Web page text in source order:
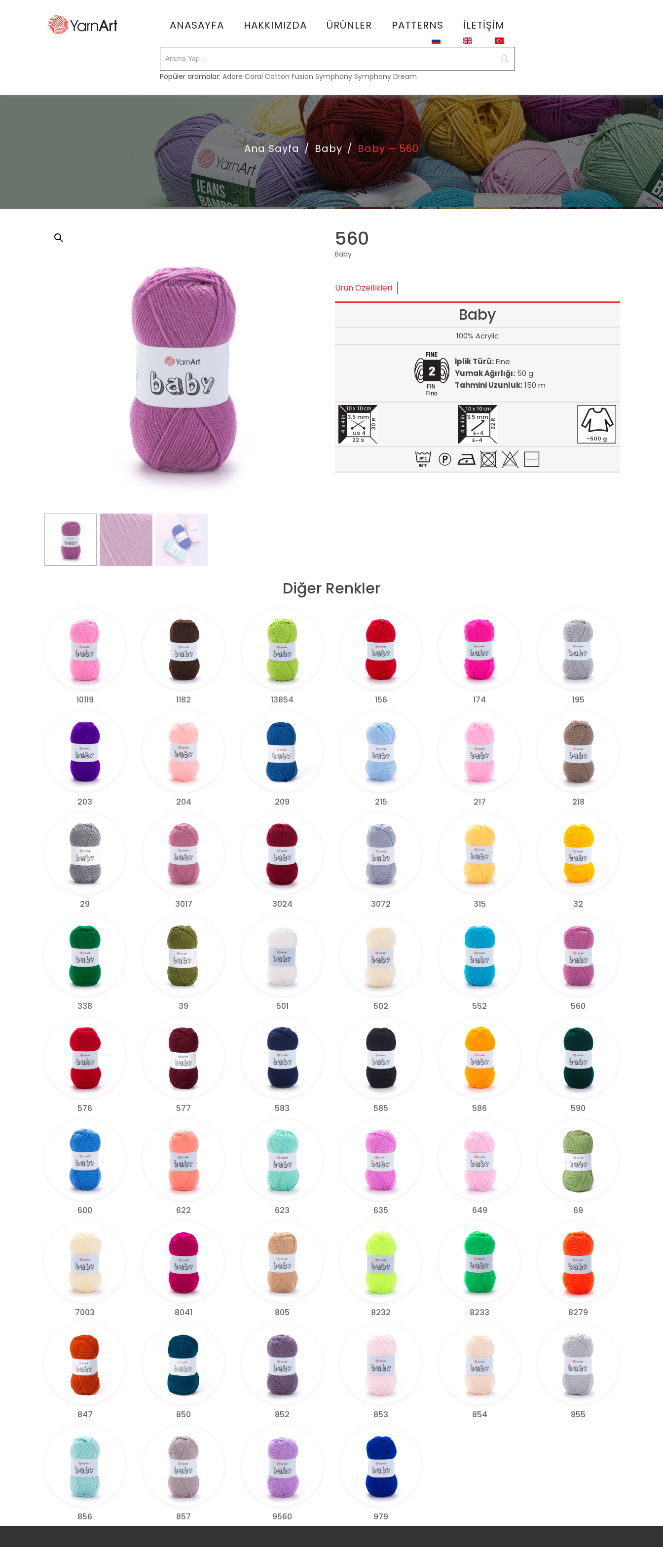
ANASAYFA HAKKIMIZDA ÜRÜNLER PATTERNS İLETIŞIM
Popüler aramalar:Adore Coral Cotton Fusion Symphony Symphony Dream
Ana Sayfa / Baby / Baby – 560
560
Baby
Ürün Özellikleri
Baby
100% Acrylic
İplik Türü:Fine
Yumak Ağırlığı:50 g
Tahmini Uzunluk:150 m
22 S
30 R
3,5 mm
US 4
E-4
22 R
3,5 mm
E-4
~500 g
Diğer Renkler
10119 1182 13854 156 174 195
203 204 209 215 217 218
29 3017 3024 3072 315 32
338 39 501 502 552 560
576 577 583 585 586 590
600 622 623 635 649 69
7003 8041 805 8232 8233 8279
847 850 852 853 854 855
856 857 9560 979